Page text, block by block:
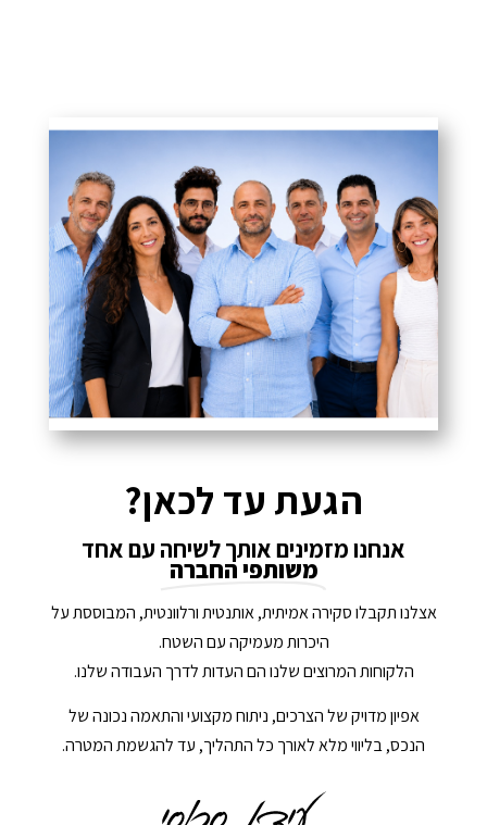
הגעת עד לכאן?
אנחנו מזמינים אותך לשיחה עם אחד
משותפי החברה
אצלנו תקבלו סקירה אמיתית, אותנטית ורלוונטית, המבוססת על
היכרות מעמיקה עם השטח.
הלקוחות המרוצים שלנו הם העדות לדרך העבודה שלנו.
אפיון מדויק של הצרכים, ניתוח מקצועי והתאמה נכונה של
הנכס, בליווי מלא לאורך כל התהליך, עד להגשמת המטרה.